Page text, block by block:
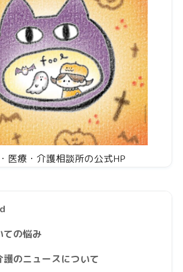
医療・介護相談所の公式HP
ての悩み
のニュースについて